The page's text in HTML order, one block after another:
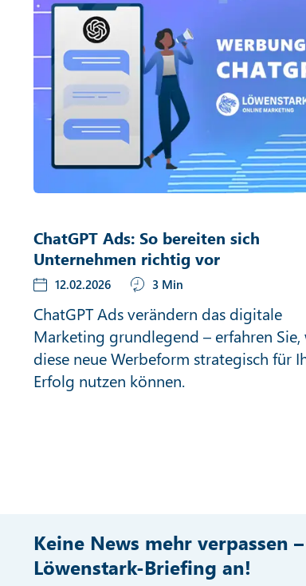
ChatGPT Ads: So bereiten sich
Unternehmen richtig vor
12.02.2026 3 Min
ChatGPT Ads verändern das digitale
Marketing grundlegend – erfahren Sie,
diese neue Werbeform strategisch für
Erfolg nutzen können.
Keine News mehr verpassen
Löwenstark-Briefing an!